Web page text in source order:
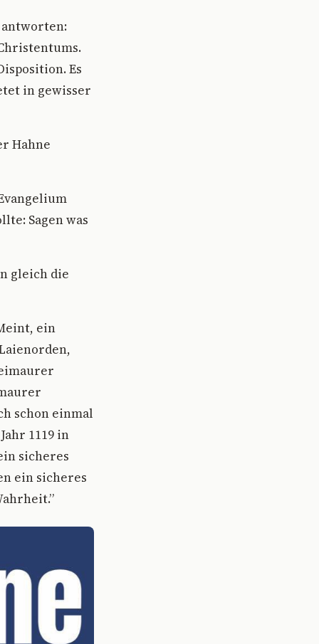
Es
in gewisser
Hahne
Sagen was
gleich die
ein
schon einmal
1119 in
sicheres
ein sicheres